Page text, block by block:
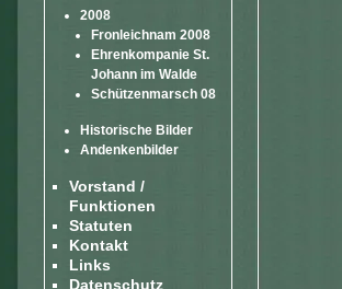
2008
Fronleichnam 2008
Ehrenkompanie St.
Johann im Walde
Schützenmarsch 08
Historische Bilder
Andenkenbilder
Vorstand /
Funktionen
Statuten
Kontakt
Links
Datenschutz